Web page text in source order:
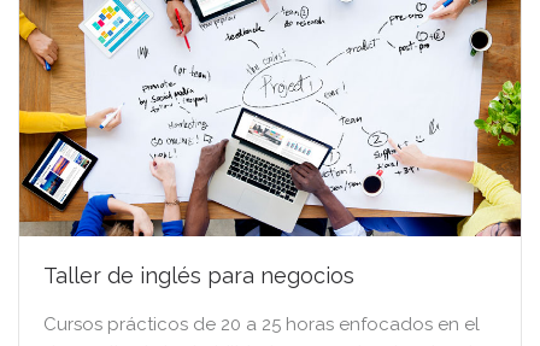
Taller de inglés para negocios
Cursos prácticos de 20 a 25 horas enfocados en el